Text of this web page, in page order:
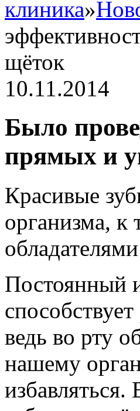
клиника»
щёток
10.11.2014
Было
прямых и
Красивые
организма, к
Постоянный
ведь во рту
нашему
избавляться.